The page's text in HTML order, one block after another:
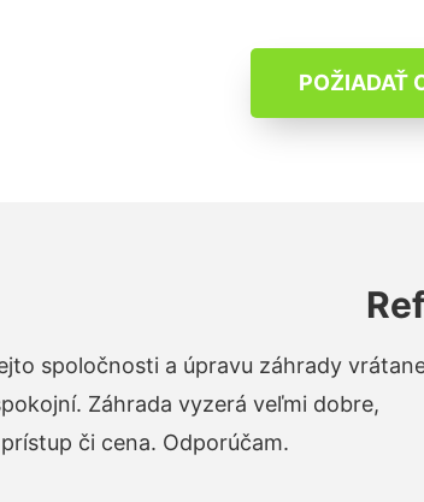
POŽIADAŤ
spoločnosti a úpravu záhrady
Záhrada vyzerá veľmi dobre,
či cena. Odporúčam.